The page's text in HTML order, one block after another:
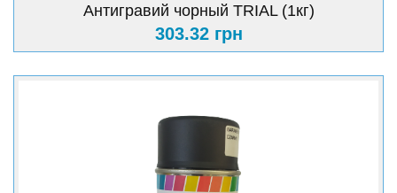
Антигравий чорный TRIAL (1кг)
303.32 грн